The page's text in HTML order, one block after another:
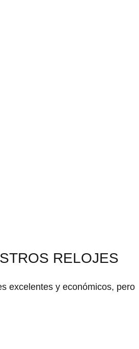
RELOJES
excelentes y económicos, pero